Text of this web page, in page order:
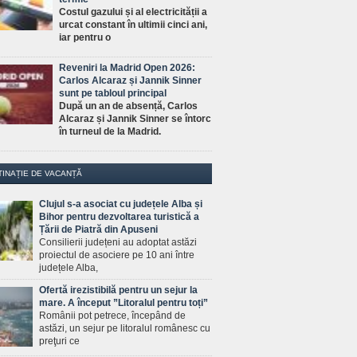
Costul gazului și al electricității a
urcat constant în ultimii cinci ani,
iar pentru o
Reveniri la Madrid Open 2026:
Carlos Alcaraz și Jannik Sinner
sunt pe tabloul principal
După un an de absență, Carlos
Alcaraz și Jannik Sinner se întorc
în turneul de la Madrid.
DE VACANȚĂ
Clujul s-a asociat cu județele Alba și
Bihor pentru dezvoltarea turistică a
Țării de Piatră din Apuseni
Consilierii județeni au adoptat astăzi
proiectul de asociere pe 10 ani între
județele Alba,
Ofertă irezistibilă pentru un sejur la
mare. A început ”Litoralul pentru toți”
Românii pot petrece, începând de
astăzi, un sejur pe litoralul românesc cu
preţuri ce